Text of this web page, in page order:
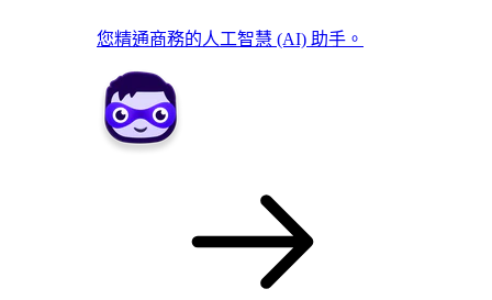
您精通商務的人工智慧 (AI) 助手。